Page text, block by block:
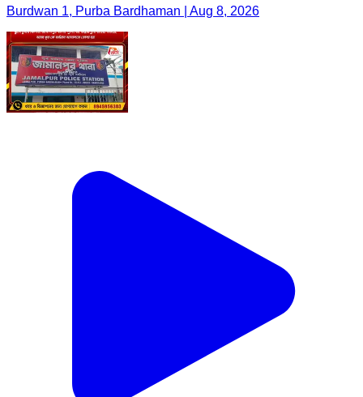
Burdwan 1, Purba Bardhaman | Aug 8, 2026